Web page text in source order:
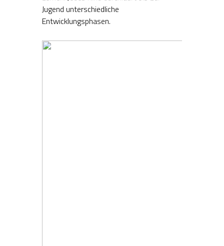
Jugend unterschiedliche
Entwicklungsphasen.